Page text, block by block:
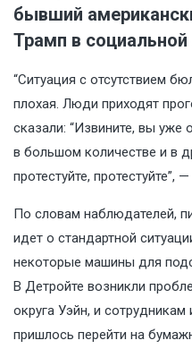
бывший
Трамп в
“Ситуация c отсутствием
плохая. Люди приходят
сказали: “Извините, вы уже
в большом количестве и в
протестуйте, протестуйте”,
По словам наблюдателей,
идет о стандартной
некоторые машины для
В Детройте возникли
округа Уэйн, и
пришлось перейти на